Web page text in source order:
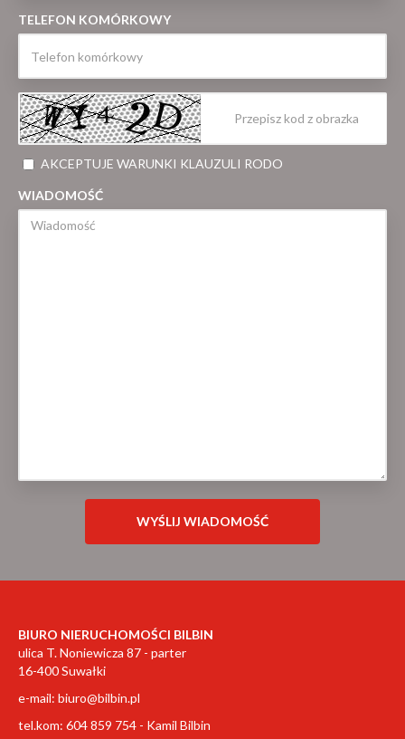
TELEFON KOMÓRKOWY
AKCEPTUJE WARUNKI KLAUZULI RODO
WIADOMOŚĆ
BIURO NIERUCHOMOŚCI BILBIN
ulica T. Noniewicza 87 - parter
16-400 Suwałki
e-mail: biuro@bilbin.pl
tel.kom: 604 859 754 - Kamil Bilbin